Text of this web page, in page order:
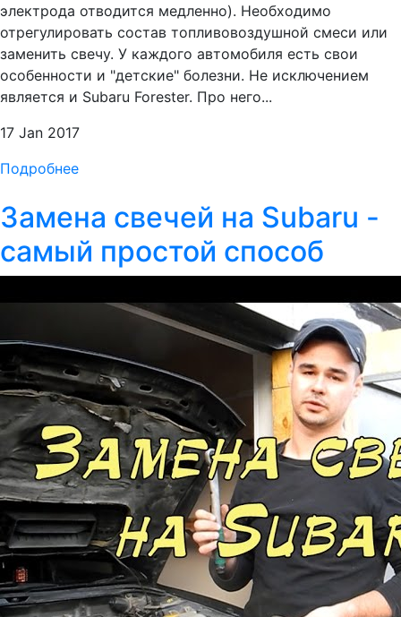
электрода отводится медленно). Необходимо
отрегулировать состав топливовоздушной смеси или
заменить свечу. У каждого автомобиля есть свои
особенности и "детские" болезни. Не исключением
является и Subaru Forester. Про него...
17 Jan 2017
Подробнее
Замена свечей на Subaru -
самый простой способ